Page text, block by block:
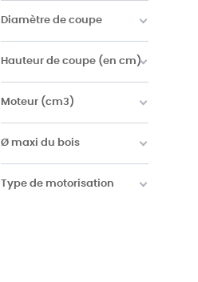
Diamètre de coupe
Hauteur de coupe (en cm)
Moteur (cm3)
Ø maxi du bois
Type de motorisation